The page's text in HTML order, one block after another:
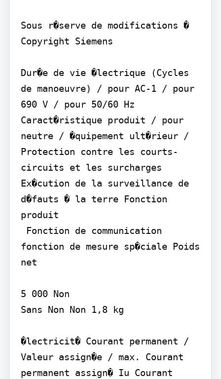
Sous r�serve de modifications �
Copyright Siemens
Dur�e de vie �lectrique (Cycles
de manoeuvre) / pour AC-1 / pour
690 V / pour 50/60 Hz
Caract�ristique produit / pour
neutre / �quipement ult�rieur /
Protection contre les courts-
circuits et les surcharges
Ex�cution de la surveillance de
d�fauts � la terre Fonction
produit
fonction de mesure sp�ciale Poids
net
5 000 Non
Sans Non Non 1,8 kg
�lectricit� Courant permanent /
Valeur assign�e / max. Courant
permanent assign� Iu Courant